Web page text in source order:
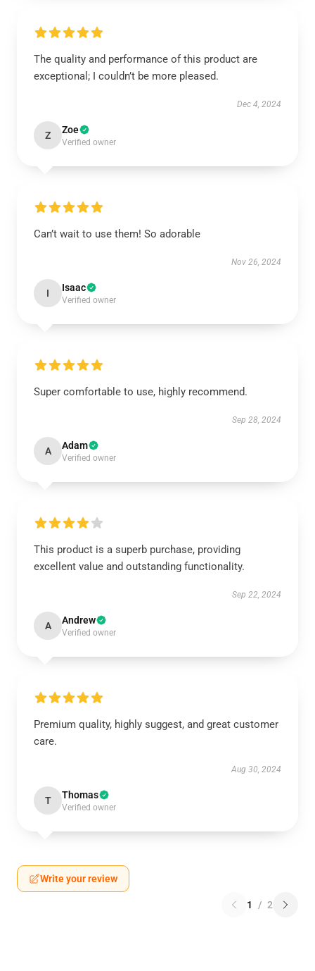
The quality and performance of this product are
exceptional; I couldn’t be more pleased.
Dec 4, 2024
Z Zoe
Verified owner
Can’t wait to use them! So adorable
Nov 26, 2024
I Isaac
Verified owner
Super comfortable to use, highly recommend.
Sep 28, 2024
A Adam
Verified owner
This product is a superb purchase, providing
excellent value and outstanding functionality.
Sep 22, 2024
A Andrew
Verified owner
Premium quality, highly suggest, and great customer
care.
Aug 30, 2024
T Thomas
Verified owner
Write your review
1 / 2